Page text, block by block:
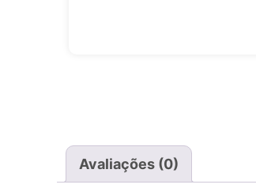
Avaliações (0)